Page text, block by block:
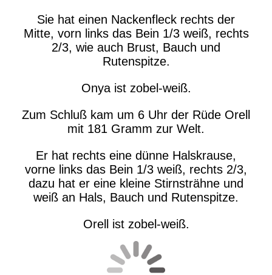
Sie hat einen Nackenfleck rechts der
Mitte, vorn links das Bein 1/3 weiß, rechts
2/3, wie auch Brust, Bauch und
Rutenspitze.
Onya ist zobel-weiß.
Zum Schluß kam um 6 Uhr der Rüde Orell
mit 181 Gramm zur Welt.
Er hat rechts eine dünne Halskrause,
vorne links das Bein 1/3 weiß, rechts 2/3,
dazu hat er eine kleine Stirnsträhne und
weiß an Hals, Bauch und Rutenspitze.
Orell ist zobel-weiß.